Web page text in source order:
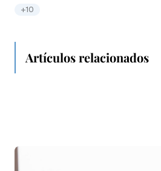
+10
Artículos relacionados